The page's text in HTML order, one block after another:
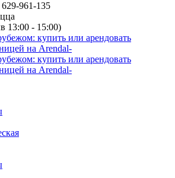
961-135
13:00 - 15:00)